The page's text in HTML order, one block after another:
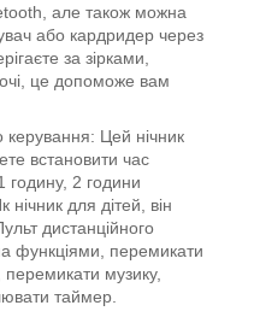
але також можна
або кардридер через
за зірками,
це допоможе вам
керування: Цей нічник
встановити час
годину, 2 години
для дітей, він
дистанційного
функціями, перемикати
перемикати музику,
таймер.